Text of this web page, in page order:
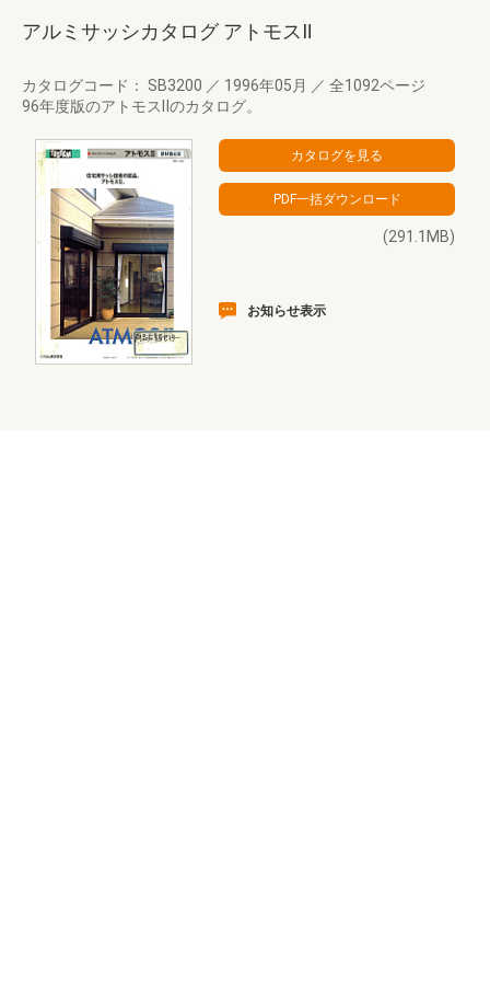
アルミサッシカタログ アトモスⅡ
カタログコード： SB3200 ／ 1996年05月 ／ 全1092ページ
96年度版のアトモスⅡのカタログ。
(291.1MB)
お知らせ表示